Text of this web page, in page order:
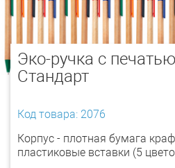
Эко-ручка с
Стандарт
Код товара: 2076
Корпус - плотная бумага
пластиковые вставки (5